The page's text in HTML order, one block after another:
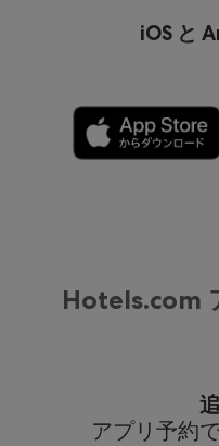
iOS と
Hotels.com
アプリ予約